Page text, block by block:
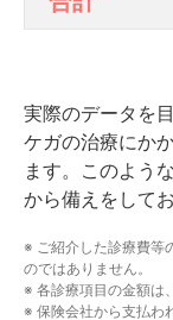
実際のデータを
ケガの治療にか
ます。このよう
から備えをして
※ ご紹介した診療費等
のではありません。
※ 各診療項目の金額は
※ 保険会社から支払わ